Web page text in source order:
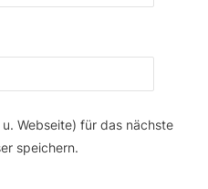
Webseite) für das nächste
speichern.